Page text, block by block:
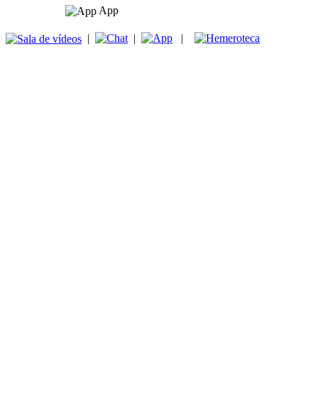
App
| | |